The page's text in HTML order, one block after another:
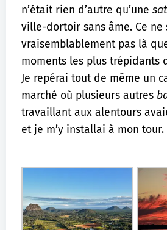
n’était rien d’autre qu’une
ville-dortoir sans âme. Ce ne
vraisemblablement pas là
moments les plus trépidants
Je repérai tout de même un
marché où plusieurs autres
travaillant aux alentours
et je m’y installai à mon tour.